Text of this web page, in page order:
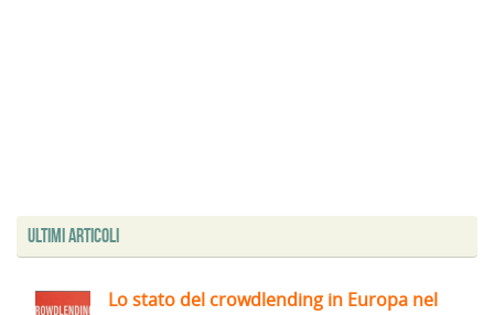
Ultimi articoli
Lo stato del crowdlending in Europa nel